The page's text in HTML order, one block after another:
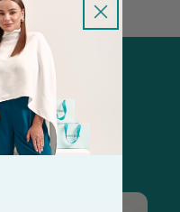
Instagram